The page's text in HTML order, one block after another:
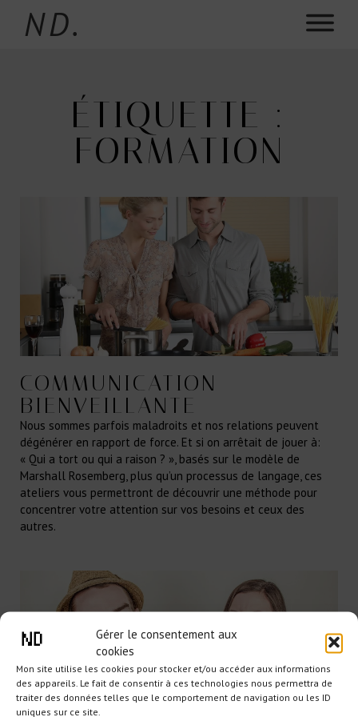
Gérer le consentement aux
cookies
Mon site utilise les cookies pour stocker et/ou accéder aux informations
des appareils. Le fait de consentir à ces technologies nous permettra de
traiter des données telles que le comportement de navigation ou les ID
uniques sur ce site.
ND.
ÉTIQUETTE :
FORMATION
COMMUNICATION
BIENVEILLANTE
Nous sommes parfois maladroits et nos relations peuvent
dégénérer en rapport de force. Et si on arrêtait de jouer à:
« Qui a tort ou qui a raison ? », basés sur le modèle de
Marshall Rosemberg, plus qu’un processus de langage, ces
ateliers vous permettront de découvrir une méthode pour
concentrer votre attention sur vos besoins et ceux des
autres.